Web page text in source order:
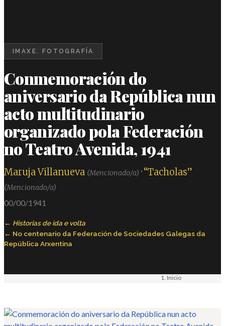
IMAXE. FOTOGRAFÍA
Conmemoración do
aniversario da República nun
acto multitudinario
organizado pola Federación
no Teatro Avenida, 1941
Maruja Villanueva (Mencionado/a) ·“Tacholas”
(Mencionado/a)
00/00/1941
Historias de ida e volta
No centenario da Federación de Sociedades Galegas da
República Arxentina
Inicio